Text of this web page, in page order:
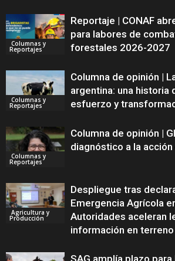
Columnas y
Reportajes
Reportaje | CONAF
para labores de
forestales 2026-2027
Columnas y
Reportajes
Columna de opinión |
argentina: una historia
esfuerzo y
Columnas y
Reportajes
Columna de opinión |
diagnóstico a la acción
Agricultura y
Producción
Despliegue tras
Emergencia Agrícola
Autoridades aceleran
información en terreno
SAG amplía plazo